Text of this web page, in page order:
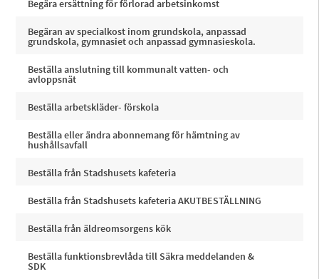
Begära ersättning för förlorad arbetsinkomst
Begäran av specialkost inom grundskola, anpassad
grundskola, gymnasiet och anpassad gymnasieskola.
Beställa anslutning till kommunalt vatten- och
avloppsnät
Beställa arbetskläder- förskola
Beställa eller ändra abonnemang för hämtning av
hushållsavfall
Beställa från Stadshusets kafeteria
Beställa från Stadshusets kafeteria AKUTBESTÄLLNING
Beställa från äldreomsorgens kök
Beställa funktionsbrevlåda till Säkra meddelanden &
SDK